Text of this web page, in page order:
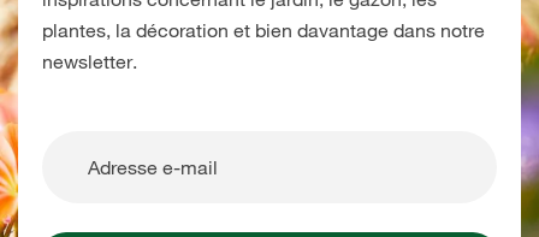
plantes, la décoration et bien davantage dans notre
newsletter.